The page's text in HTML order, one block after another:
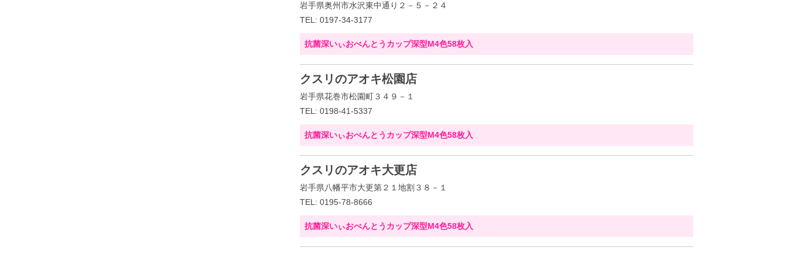
岩手県奥州市水沢東中通り２－５－２４
TEL: 0197-34-3177
抗菌深いぃおべんとうカップ深型M4色58枚入
クスリのアオキ松園店
岩手県花巻市松園町３４９－１
TEL: 0198-41-5337
抗菌深いぃおべんとうカップ深型M4色58枚入
クスリのアオキ大更店
岩手県八幡平市大更第２１地割３８－１
TEL: 0195-78-8666
抗菌深いぃおべんとうカップ深型M4色58枚入